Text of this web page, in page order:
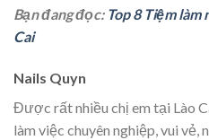
Bạn đang đọc: Top 8 Tiệm
Cai
Nails Quyn
Được rất nhiều chị em tại Lào
làm việc chuyên nghiệp, vui vẻ,